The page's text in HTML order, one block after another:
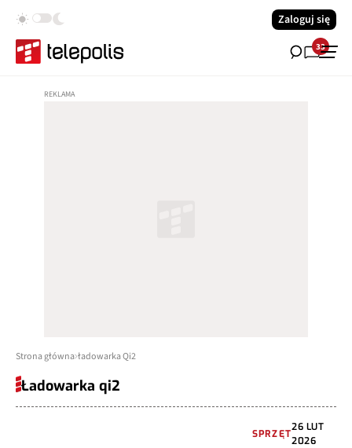
Zaloguj się
33
Strona główna ładowarka Qi2
Ładowarka qi2
SPRZĘT
26 LUT
2026